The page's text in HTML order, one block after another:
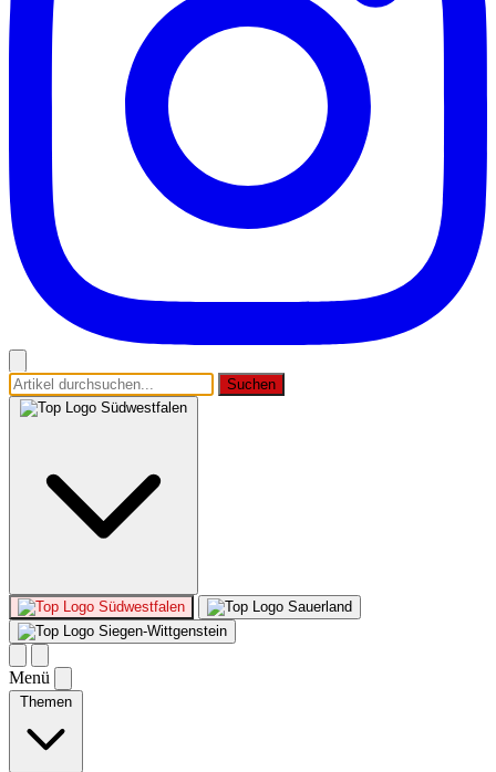
Suchen
Südwestfalen
Südwestfalen
Sauerland
Siegen-Wittgenstein
Menü
Themen